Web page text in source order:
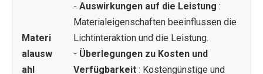
Materi
alausw
ahl
- Auswirkungen auf die Leistung :
Materialeigenschaften beeinflussen die
Lichtinteraktion und die Leistung.
- Überlegungen zu Kosten und
Verfügbarkeit : Kostengünstige und